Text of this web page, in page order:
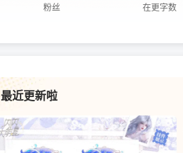
粉丝
在更字数
最近更新啦